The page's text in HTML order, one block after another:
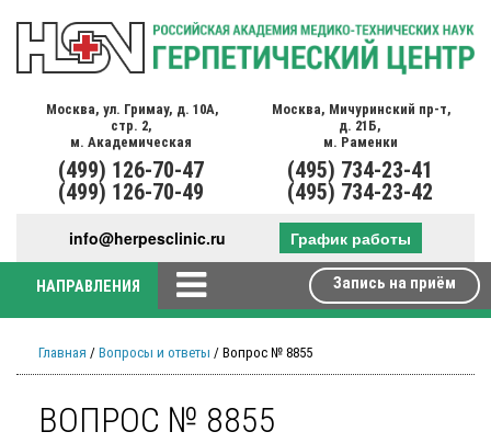
Москва, ул. Гримау, д. 10А,
стр. 2,
м. Академическая
(499) 126-70-47
(499) 126-70-49
Москва, Мичуринский пр-т,
д. 21Б,
м. Раменки
(495) 734-23-41
(495) 734-23-42
info@herpesclinic.ru График работы
НАПРАВЛЕНИЯ Запись на приём
Главная / Вопросы и ответы / Вопрос № 8855
ВОПРОС № 8855